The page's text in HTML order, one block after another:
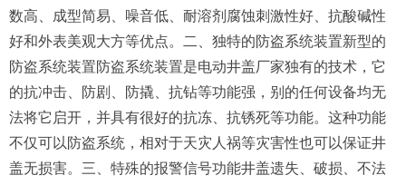
数高、成型简易、噪音低、耐溶剂腐蚀刺激性好、抗酸碱性
好和外表美观大方等优点。二、独特的防盗系统装置新型的
防盗系统装置防盗系统装置是电动井盖厂家独有的技术，它
的抗冲击、防剧、防撬、抗钻等功能强，别的任何设备均无
法将它启开，并具有很好的抗冻、抗锈死等功能。这种功能
不仅可以防盗系统，相对于天灾人祸等灾害性也可以保证井
盖无损害。三、特殊的报警信号功能井盖遗失、破损、不法